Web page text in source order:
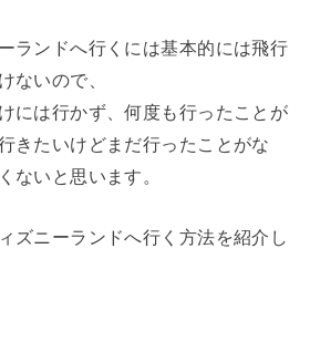
ランドへ行くには基本的には飛行
ないので、
には行かず、何度も行ったことが
きたいけどまだ行ったことがな
ないと思います。
ズニーランドへ行く方法を紹介し